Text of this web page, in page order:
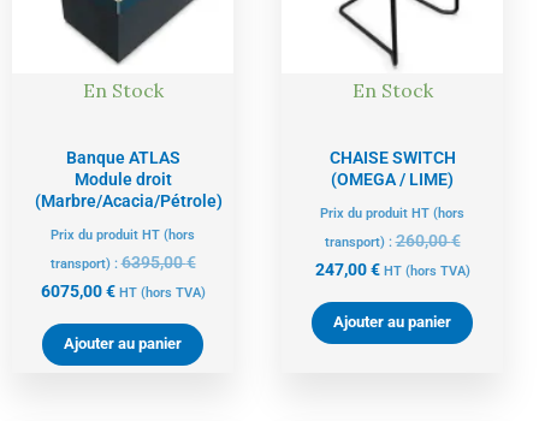
En Stock
Banque ATLAS
Module droit
(Marbre/Acacia/Pétrole)
Prix du produit HT (hors
transport) :6395,00€
6075,00€ HT (hors TVA)
Ajouter au panier
En Stock
CHAISE SWITCH
(OMEGA / LIME)
Prix du produit HT (hors
transport) :260,00€
247,00€ HT (hors TVA)
Ajouter au panier